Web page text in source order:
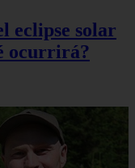
eclipse solar
ocurrirá?